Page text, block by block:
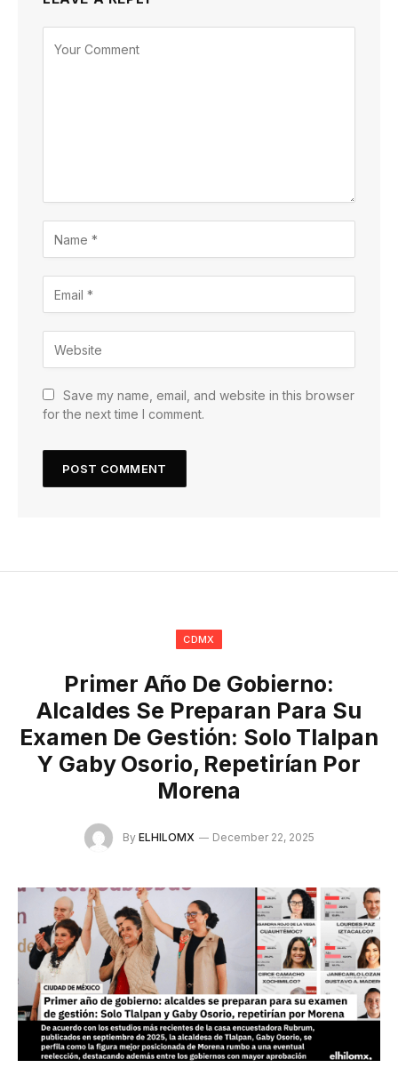
Save my name, email, and website in this browser
for the next time I comment.
CDMX
Primer Año De Gobierno:
Alcaldes Se Preparan Para Su
Examen De Gestión: Solo Tlalpan
Y Gaby Osorio, Repetirían Por
Morena
By ELHILOMX December 22, 2025